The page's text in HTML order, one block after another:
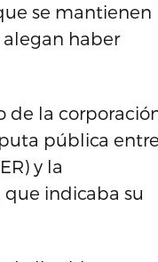
se mantienen
haber
de la
pública entre
y la
que indicaba su